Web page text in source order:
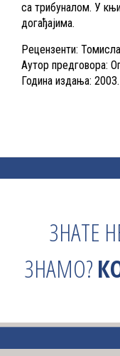
са трибуналом. У
догађајима.
Рецензенти:
Аутор предговора:
Година издања: 2003.
ЗНАТЕ
ЗНАМО?